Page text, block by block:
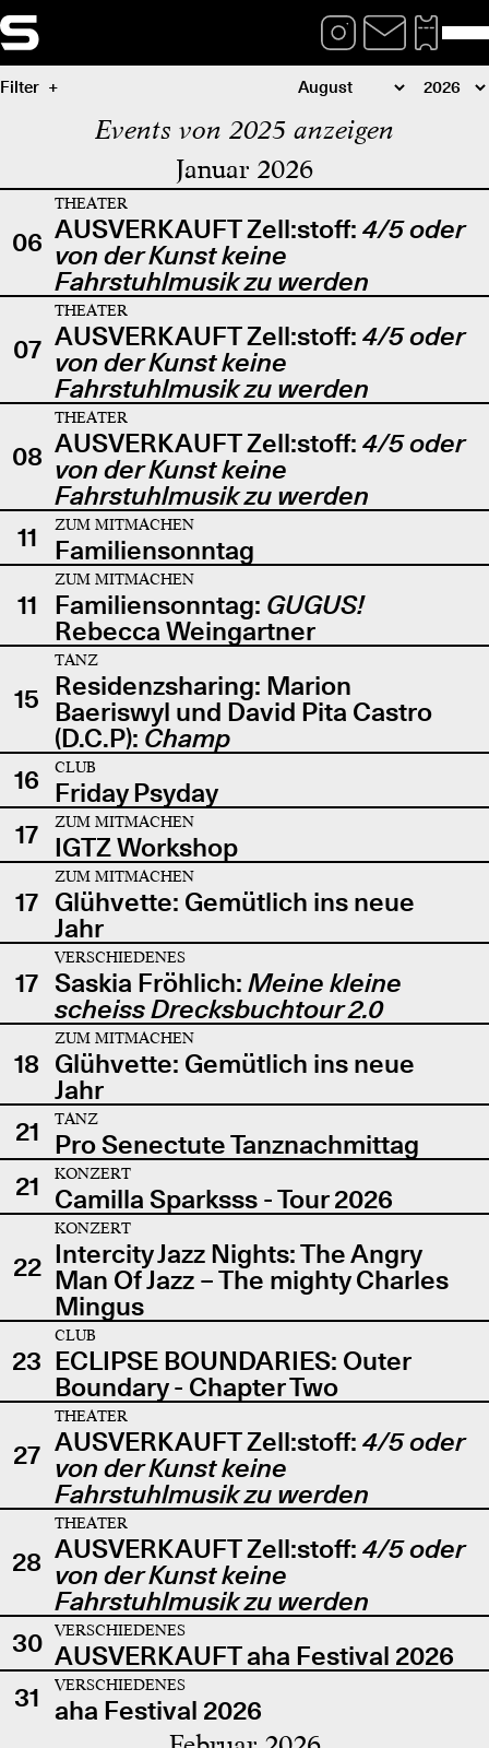
Filter
Events von 2025 anzeigen
Januar 2026
06
THEATER
AUSVERKAUFT Zell:stoff: 4/5 oder
von der Kunst keine
Fahrstuhlmusik zu werden
07
THEATER
AUSVERKAUFT Zell:stoff: 4/5 oder
von der Kunst keine
Fahrstuhlmusik zu werden
08
THEATER
AUSVERKAUFT Zell:stoff: 4/5 oder
von der Kunst keine
Fahrstuhlmusik zu werden
11
ZUM MITMACHEN
Familiensonntag
11
ZUM MITMACHEN
Familiensonntag: GUGUS!
Rebecca Weingartner
15
TANZ
Residenzsharing: Marion
Baeriswyl und David Pita Castro
(D.C.P): Champ
16
CLUB
Friday Psyday
17
ZUM MITMACHEN
IGTZ Workshop
17
ZUM MITMACHEN
Glühvette: Gemütlich ins neue
Jahr
17
VERSCHIEDENES
Saskia Fröhlich: Meine kleine
scheiss Drecksbuchtour 2.0
18
ZUM MITMACHEN
Glühvette: Gemütlich ins neue
Jahr
21
TANZ
Pro Senectute Tanznachmittag
21
KONZERT
Camilla Sparksss - Tour 2026
22
KONZERT
Intercity Jazz Nights: The Angry
Man Of Jazz – The mighty Charles
Mingus
23
CLUB
ECLIPSE BOUNDARIES: Outer
Boundary - Chapter Two
27
THEATER
AUSVERKAUFT Zell:stoff: 4/5 oder
von der Kunst keine
Fahrstuhlmusik zu werden
28
THEATER
AUSVERKAUFT Zell:stoff: 4/5 oder
von der Kunst keine
Fahrstuhlmusik zu werden
30
VERSCHIEDENES
AUSVERKAUFT aha Festival 2026
31
VERSCHIEDENES
aha Festival 2026